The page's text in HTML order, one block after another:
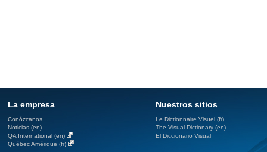
La empresa
Conózcanos
Noticias (en)
QA International (en)
Québec Amérique (fr)
Nuestros sitios
Le Dictionnaire Visuel (fr)
The Visual Dictionary (en)
El Diccionario Visual